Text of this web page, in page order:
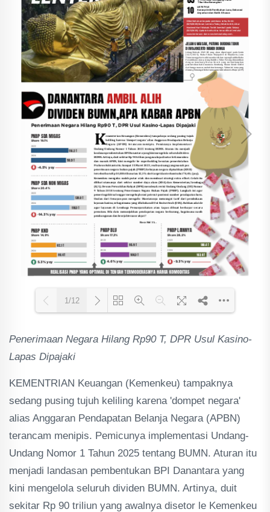
Loading PDF 35% ...
1/12
Penerimaan Negara Hilang Rp90 T, DPR Usul Kasino-
Lapas Dipajaki
KEMENTRIAN Keuangan (Kemenkeu) tampaknya
sedang pusing tujuh keliling karena 'dompet negara'
alias Anggaran Pendapatan Belanja Negara (APBN)
terancam menipis. Pemicunya implementasi Undang-
Undang Nomor 1 Tahun 2025 tentang BUMN. Aturan itu
menjadi landasan pembentukan BPI Danantara yang
kini mengelola seluruh dividen BUMN. Artinya, duit
sekitar Rp 90 triliun yang awalnya disetor le Kemenkeu